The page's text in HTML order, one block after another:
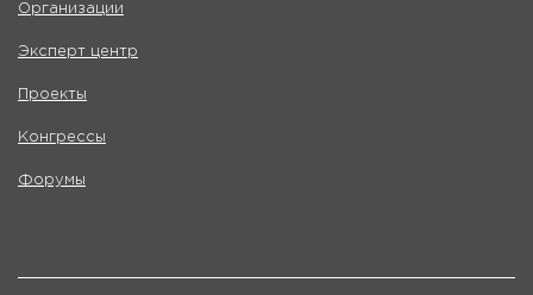
Организации
Эксперт центр
Проекты
Конгрессы
Форумы